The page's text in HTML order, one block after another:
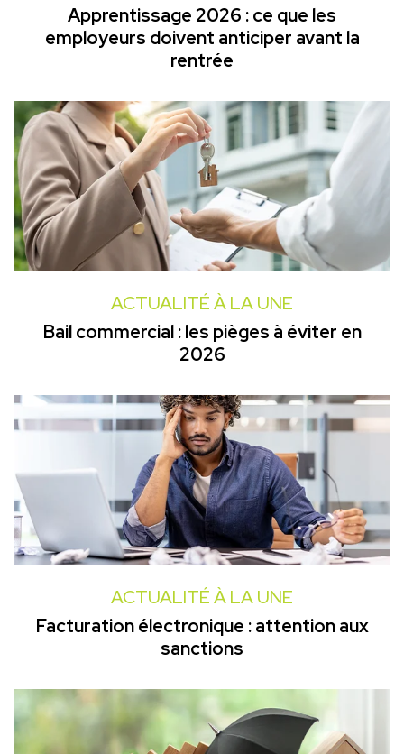
Apprentissage 2026 : ce que les
employeurs doivent anticiper avant la
rentrée
ACTUALITÉ À LA UNE
Bail commercial : les pièges à éviter en
2026
ACTUALITÉ À LA UNE
Facturation électronique : attention aux
sanctions